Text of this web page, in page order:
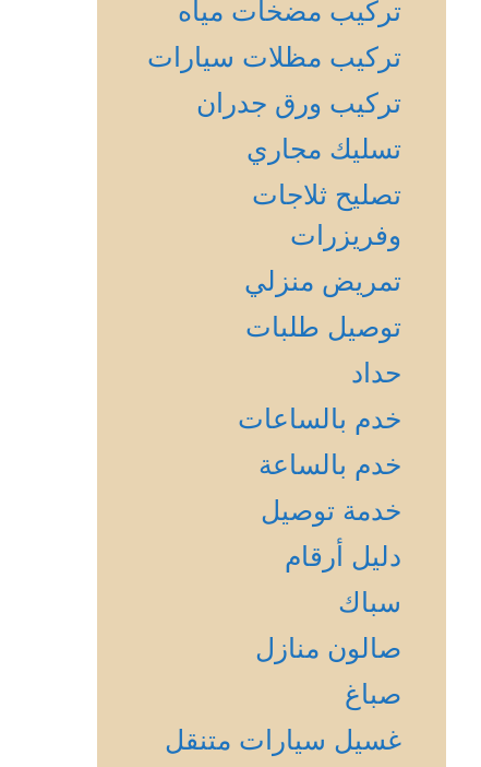
تركيب مضخات مياه
تركيب مظلات سيارات
تركيب ورق جدران
تسليك مجاري
تصليح ثلاجات
وفريزرات
تمريض منزلي
توصيل طلبات
حداد
خدم بالساعات
خدم بالساعة
خدمة توصيل
دليل أرقام
سباك
صالون منازل
صباغ
غسيل سيارات متنقل